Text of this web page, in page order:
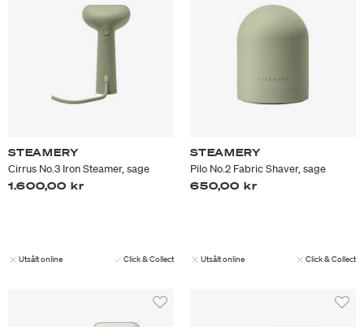
STEAMERY
Cirrus No.3 Iron Steamer, sage
1.600,00 kr
Utsålt online Click & Collect
STEAMERY
Pilo No.2 Fabric Shaver, sage
650,00 kr
Utsålt online Click & Collect